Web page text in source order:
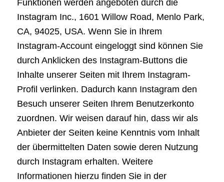
Funktionen werden angeboten durch die
Instagram Inc., 1601 Willow Road, Menlo Park,
CA, 94025, USA. Wenn Sie in Ihrem
Instagram-Account eingeloggt sind können Sie
durch Anklicken des Instagram-Buttons die
Inhalte unserer Seiten mit Ihrem Instagram-
Profil verlinken. Dadurch kann Instagram den
Besuch unserer Seiten Ihrem Benutzerkonto
zuordnen. Wir weisen darauf hin, dass wir als
Anbieter der Seiten keine Kenntnis vom Inhalt
der übermittelten Daten sowie deren Nutzung
durch Instagram erhalten. Weitere
Informationen hierzu finden Sie in der